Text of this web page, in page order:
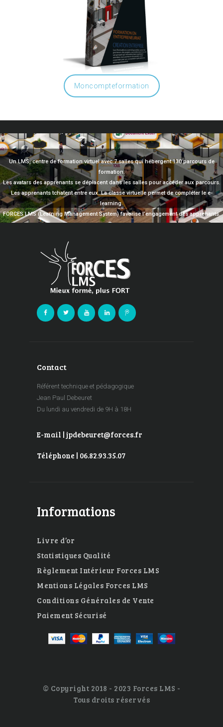
Moncompteformation
Un LMS, centre de formation virtuel avec 7 salles qui hébergent 130 parcours de
formation.
Les avatars des apprenants se déplacent dans les salles pour accéder aux parcours.
Les apprenants tchatent entre eux. La classe virtuelle permet de compléter le e-
learning.
FORCES LMS (Learning Management System) favorise l’engagement des apprenants.
Contact
Référent technique et pédagogique
Jean Paul Debeuret
Du lundi au vendredi de 9H à 18H
E-mail | jpdebeuret@forces.fr
Téléphone | 06.82.93.35.07
Informations
Livre d’or
Statistiques Qualité
Règlement Intérieur Forces LMS
Mentions Légales Forces LMS
Conditions Générales de Vente
Paiement Sécurisé
© Copyright 2018 - 2023 Forces LMS -
Tous droits réservés